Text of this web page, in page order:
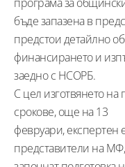
бъде запазена в
предстои детайлно
финансирането и
заедно с НСОРБ.
С цел изготвянето на
срокове, още на 13
февруари, експертен
представители на